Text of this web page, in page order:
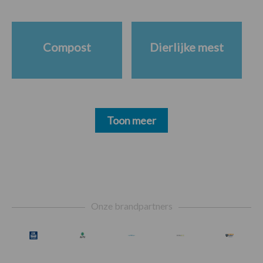
Compost Dierlijke mest
Toon meer
Onze brandpartners